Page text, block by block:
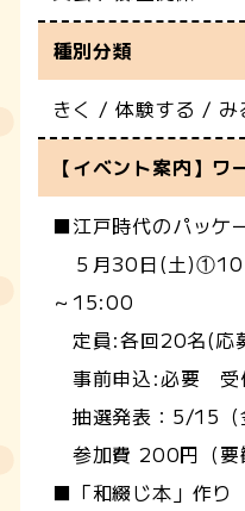
種別分類
きく / 体験する / み
【イベント案内】ワ
■江戸時代のパッケ
５月30日(土
～15:00
定員:各回20名(応
事前申込:必要
抽選発表：5/15（
参加費 200円（要
■「和綴じ本」作り